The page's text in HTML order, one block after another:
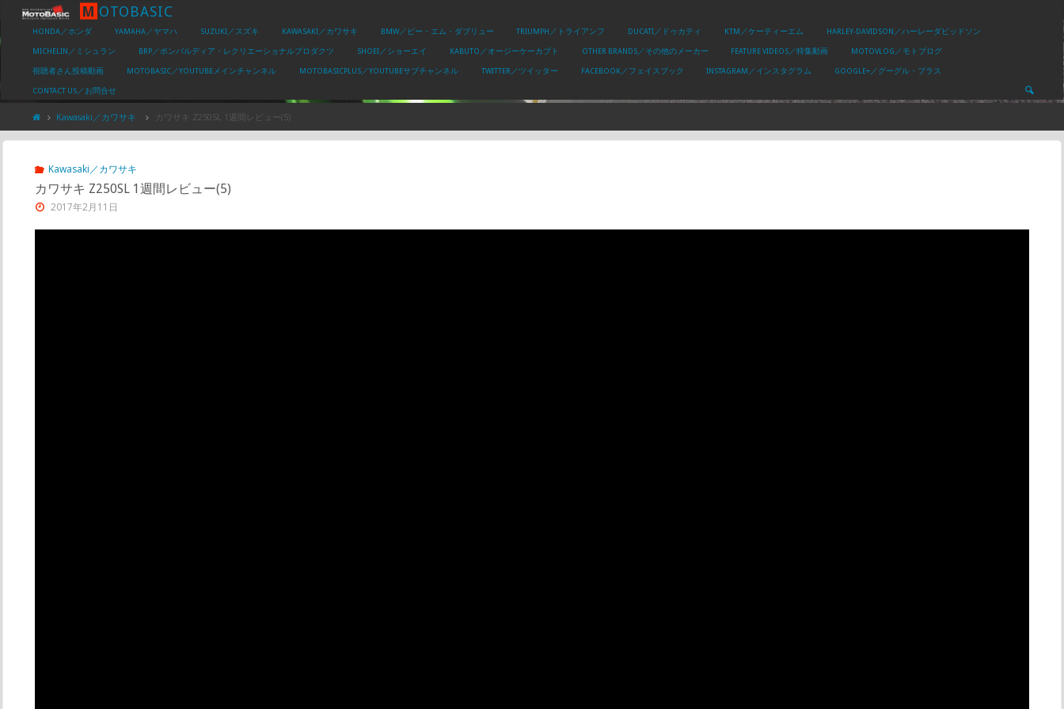
M OTOBASIC
HONDA／ホンダ YAMAHA／ヤマハ SUZUKI／スズキ KAWASAKI／カワサキ BMW／ビー・エム・ダブリュー TRIUMPH／トライアンフ DUCATI／ドゥカティ KTM／ケーティーエム HARLEY-DAVIDSON／ハーレーダビッドソン
MICHELIN／ミシュラン BRP／ボンバルディア・レクリエーショナルプロダクツ SHOEI／ショーエイ KABUTO／オージーケーカブト OTHER BRANDS／その他のメーカー FEATURE VIDEOS／特集動画 MOTOVLOG／モトブログ
視聴者さん投稿動画 MOTOBASIC／YOUTUBEメインチャンネル MOTOBASICPLUS／YOUTUBEサブチャンネル TWITTER／ツイッター FACEBOOK／フェイスブック INSTAGRAM／インスタグラム GOOGLE+／グーグル・プラス
CONTACT US／お問合せ
Kawasaki／カワサキ カワサキ Z250SL 1週間レビュー(5)
Kawasaki／カワサキ
カワサキ Z250SL 1週間レビュー(5)
2017年2月11日